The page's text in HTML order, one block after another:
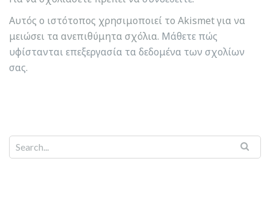
Αυτός ο ιστότοπος χρησιμοποιεί το Akismet για να
μειώσει τα ανεπιθύμητα σχόλια. Μάθετε πώς
υφίστανται επεξεργασία τα δεδομένα των σχολίων
σας.